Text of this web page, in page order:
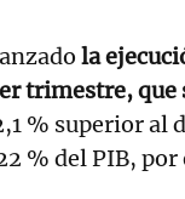
la
trimestre, que
% superior al
% del PIB,